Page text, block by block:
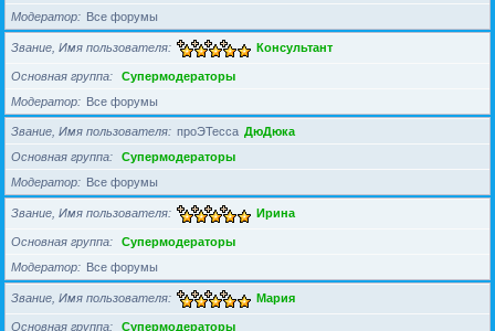
Модератор
Все форумы
Звание, Имя пользователя Консультант
Основная группа
Супермодераторы
Модератор
Все форумы
Звание, Имя пользователя проЭТесса ДюДюка
Основная группа
Супермодераторы
Модератор
Все форумы
Звание, Имя пользователя Ирина
Основная группа
Супермодераторы
Модератор
Все форумы
Звание, Имя пользователя Мария
Основная группа Супермодераторы